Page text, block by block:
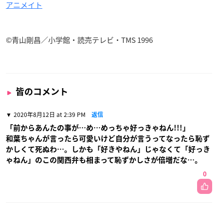
アニメイト
©青山剛昌／小学館・読売テレビ・TMS 1996
皆のコメント
2020年8月12日 at 2:39 PM 返信
「前からあんたの事が…め…めっちゃ好っきゃねん!!!」
和葉ちゃんが言ったら可愛いけど自分が言うってなったら恥ず
かしくて死ぬわ…。しかも「好きやねん」じゃなくて「好っき
ゃねん」のこの関西弁も相まって恥ずかしさが倍増だな…。
0